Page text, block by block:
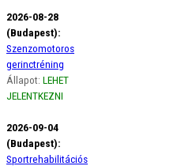
2026-08-28
(Budapest):
Szenzomotoros
gerinctréning
Állapot: LEHET
JELENTKEZNI
2026-09-04
(Budapest):
Sportrehabilitációs